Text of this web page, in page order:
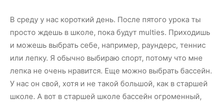
В среду у нас короткий день. После пятого урока ты
просто ждешь в школе, пока будут multies. Приходишь
и можешь выбрать себе, например, раундерс, теннис
или лепку. Я обычно выбираю спорт, потому что мне
лепка не очень нравится. Еще можно выбрать бассейн.
У нас он свой, хотя и не такой большой, как в старшей
школе. А вот в старшей школе бассейн огроменный,